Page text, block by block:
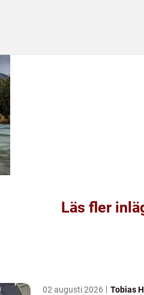
Läs fler
02 augusti 2026 Tobias